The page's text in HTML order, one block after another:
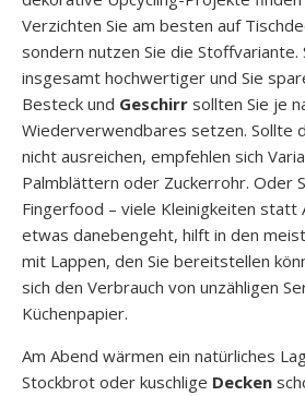
Verzichten Sie am besten auf
sondern nutzen Sie die Stoffvariante.
insgesamt hochwertiger und Sie
Besteck und Geschirr sollten Sie je
Wiederverwendbares setzen. Sollte
nicht ausreichen, empfehlen sich
Palmblättern oder Zuckerrohr. Oder
Fingerfood – viele Kleinigkeiten statt
etwas danebengeht, hilft in den
mit Lappen, den Sie bereitstellen
sich den Verbrauch von unzähligen
Küchenpapier.
Am Abend wärmen ein natürliches
Stockbrot oder kuschlige Decken